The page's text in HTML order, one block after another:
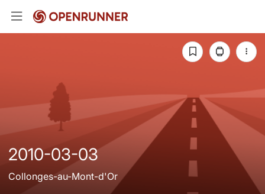
2010-03-03
Collonges-au-Mont-d'Or